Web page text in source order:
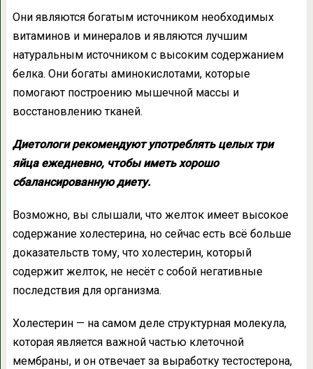
Они являются богатым источником необходимых
витаминов и минералов и являются лучшим
натуральным источником с высоким содержанием
белка. Они богаты аминокислотами, которые
помогают построению мышечной массы и
восстановлению тканей.
Диетологи рекомендуют употреблять целых три
яйца ежедневно, чтобы иметь хорошо
сбалансированную диету.
Возможно, вы слышали, что желток имеет высокое
содержание холестерина, но сейчас есть всё больше
доказательств тому, что холестерин, который
содержит желток, не несёт с собой негативные
последствия для организма.
Холестерин — на самом деле структурная молекула,
которая является важной частью клеточной
мембраны, и он отвечает за выработку тестостерона,